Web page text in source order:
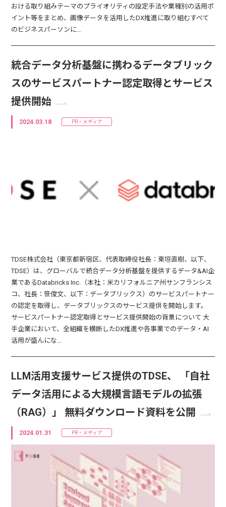
おける取り組みテーマのプライオリティの設定手法や業種別の活用ポ
イント等をまとめ、画像データを活用したDX推進に取り組むすべて
のビジネスパーソンに…
統合データ分析基盤に携わるデータブリック
スのサービスパートナー認定取得とサービス
提供開始
2024.03.18 PR・メディア
TDSE株式会社（東京都新宿区、代表取締役社長：東垣直樹、以下、
TDSE）は、グローバルで統合データ分析基盤を提供するデータ&AI企
業であるDatabricks Inc.（本社：米カリフォルニア州サンフランシス
コ、社長：笹俊文、以下：データブリックス）のサービスパートナー
の認定を取得し、データブリックスのサービス提供を開始します。
サービスパートナー認定取得とサービス提供開始の背景について 大
手企業において、全組織を横断したDX推進や各事業でのデータ・AI
活用が盛んにな…
LLM活用支援サービス提供のTDSE、 「自社
データ活用による大規模言語モデルの拡張
（RAG）」 無料ダウンロード資料を公開
2024.01.31 PR・メディア